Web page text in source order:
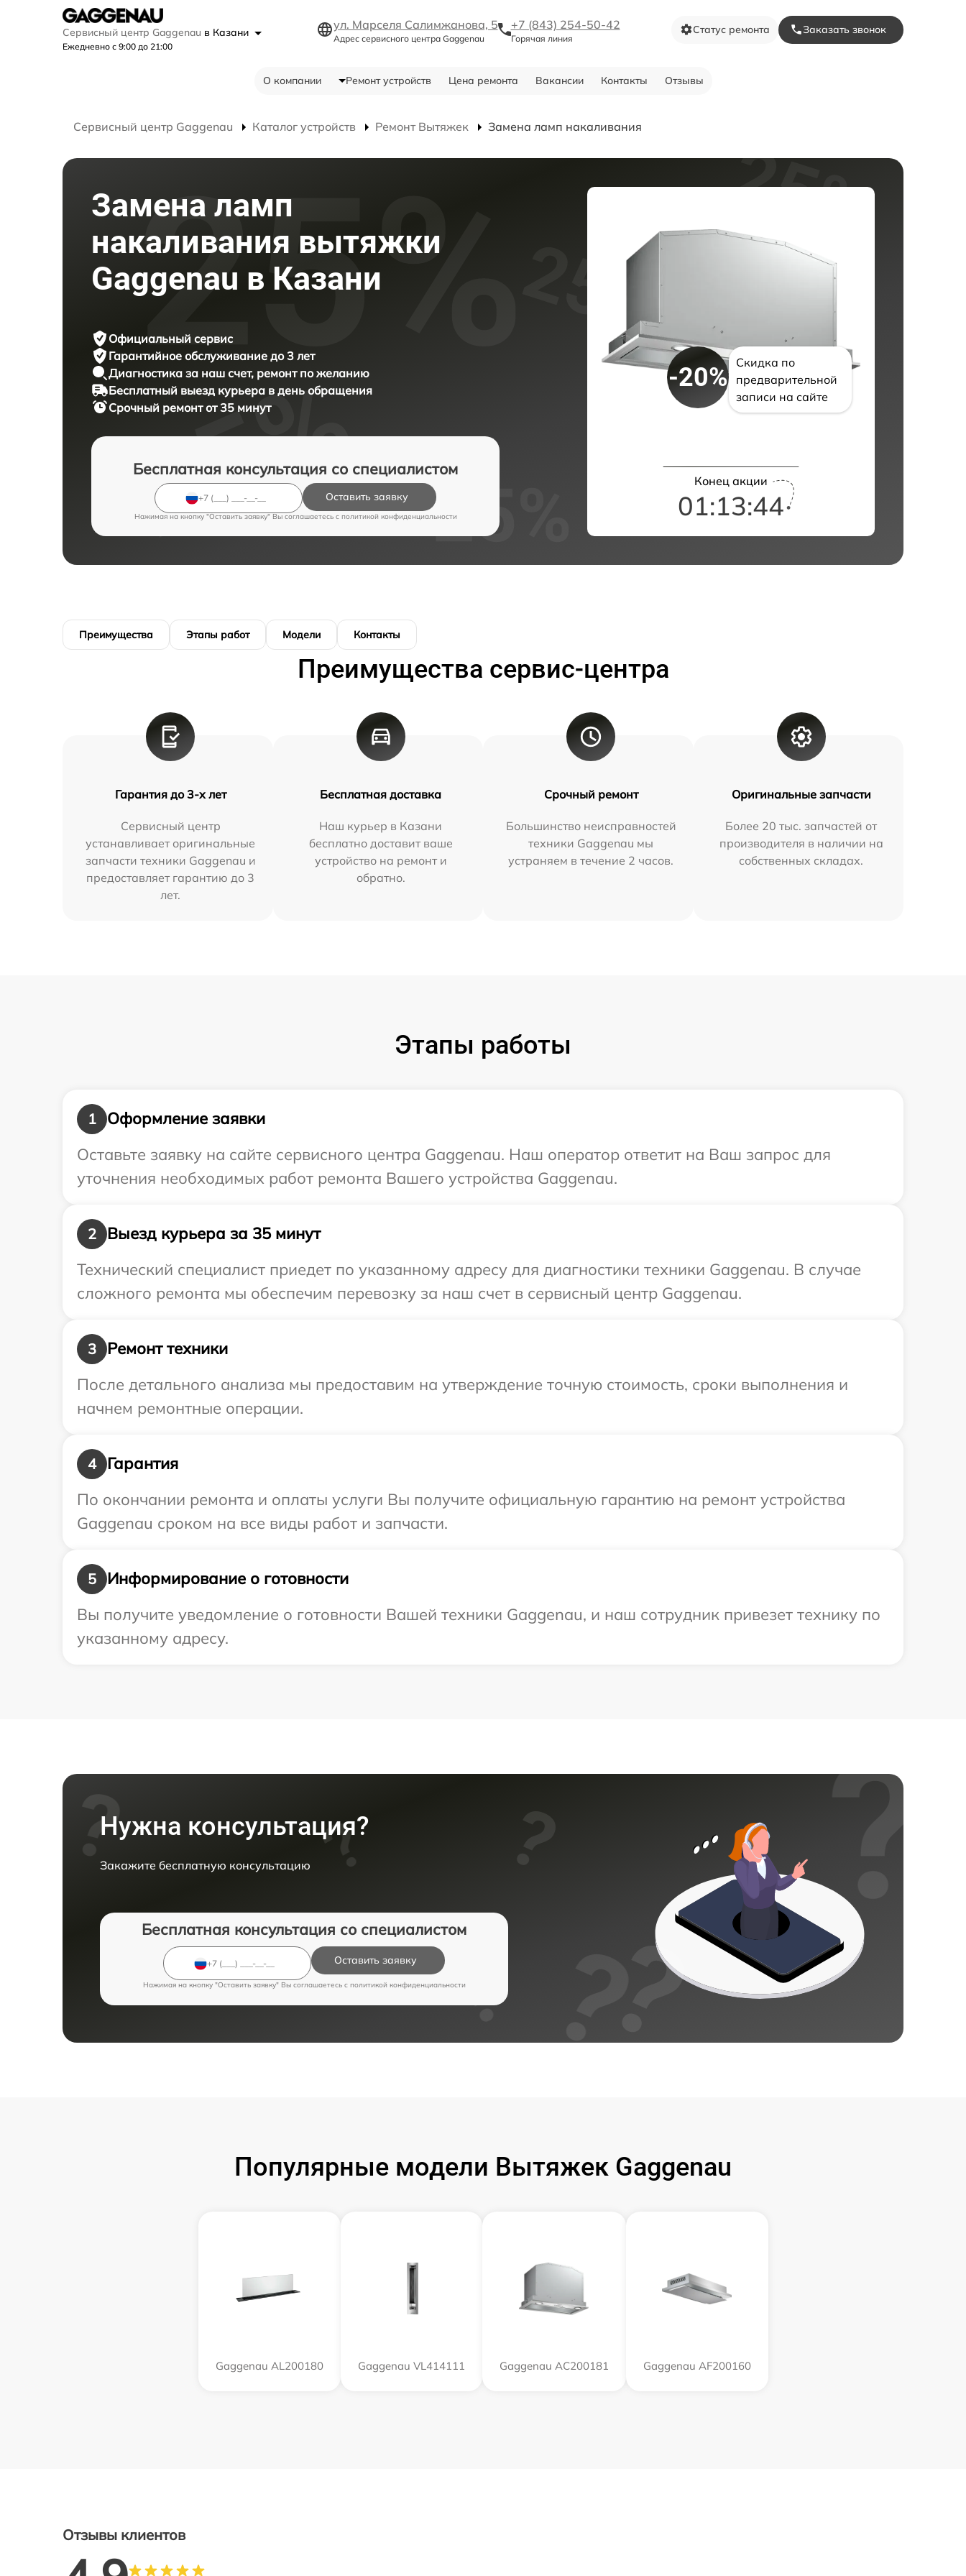
Сервисный центр Gaggenau в Казани
Ежедневно с 9:00 до 21:00
ул. Марселя Салимжанова, 5
Адрес сервисного центра Gaggenau
+7 (843) 254-50-42
Горячая линия
Статус ремонта Заказать звонок
О компании Ремонт устройств Цена ремонта Вакансии Контакты Отзывы
Сервисный центр Gaggenau Каталог устройств Ремонт Вытяжек Замена ламп накаливания
Замена ламп
накаливания вытяжки
Gaggenau в Казани
Официальный сервис
Гарантийное обслуживание до 3 лет
Диагностика за наш счет, ремонт по желанию
Бесплатный выезд курьера в день обращения
Срочный ремонтот 35 минут
Бесплатная консультация со специалистом
Оставить заявку
Нажимая на кнопку "Оставить заявку" Вы соглашаетесь c политикой конфиденциальности
-20%
Скидка по
предварительной
записи на сайте
Конец акции
01:13:43
Преимущества Этапы работ Модели Контакты
Преимущества сервис-центра
Гарантия до 3-х лет
Сервисный центр
устанавливает оригинальные
запчасти техники Gaggenau и
предоставляет гарантию до 3
лет.
Бесплатная доставка
Наш курьер в Казани
бесплатно доставит ваше
устройство на ремонт и
обратно.
Срочный ремонт
Большинство неисправностей
техники Gaggenau мы
устраняем в течение 2 часов.
Оригинальные запчасти
Более 20 тыс. запчастей от
производителя в наличии на
собственных складах.
Этапы работы
1
Оформление заявки
Оставьте заявку на сайте сервисного центра Gaggenau. Наш оператор ответит на Ваш запрос для
уточнения необходимых работ ремонта Вашего устройства Gaggenau.
2
Выезд курьера за 35 минут
Технический специалист приедет по указанному адресу для диагностики техники Gaggenau. В случае
сложного ремонта мы обеспечим перевозку за наш счет в сервисный центр Gaggenau.
3
Ремонт техники
После детального анализа мы предоставим на утверждение точную стоимость, сроки выполнения и
начнем ремонтные операции.
4
Гарантия
По окончании ремонта и оплаты услуги Вы получите официальную гарантию на ремонт устройства
Gaggenau сроком на все виды работ и запчасти.
5
Информирование о готовности
Вы получите уведомление о готовности Вашей техники Gaggenau, и наш сотрудник привезет технику по
указанному адресу.
Нужна консультация?
Закажите бесплатную консультацию
Бесплатная консультация со специалистом
Оставить заявку
Нажимая на кнопку "Оставить заявку" Вы соглашаетесь c политикой конфиденциальности
Популярные модели Вытяжек Gaggenau
Gaggenau AL200180 Gaggenau VL414111 Gaggenau AC200181 Gaggenau AF200160
Отзывы клиентов